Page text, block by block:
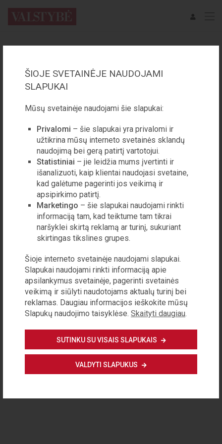
Prisijungti prie paskyros
Pamiršote slaptažodį?
Privatumo politika
Reklamos galimybės
Kontaktinė informacija
Visos teisės saugomos © 2020 VšĮ Demokratijos plėtros fondas
ISSN 1822-6574
ŠIOJE SVETAINĖJE NAUDOJAMI
SLAPUKAI
Mūsų svetainėje naudojami šie slapukai:
Privalomi – šie slapukai yra privalomi ir
užtikrina mūsų interneto svetainės sklandų
naudojimą bei gerą patirtį vartotojui.
Statistiniai – jie leidžia mums įvertinti ir
išanalizuoti, kaip klientai naudojasi svetaine,
kad galėtume pagerinti jos veikimą ir
apsipirkimo patirtį.
Marketingo – šie slapukai naudojami rinkti
informaciją tam, kad teiktume tam tikrai
naršyklei skirtą reklamą ar turinį, sukuriant
skirtingas tikslines grupes.
Šioje interneto svetainėje naudojami slapukai.
Slapukai naudojami rinkti informaciją apie
apsilankymus svetainėje, pagerinti svetainės
veikimą ir siūlyti naudotojams aktualų turinį bei
reklamas. Daugiau informacijos ieškokite mūsų
Slapukų naudojimo taisyklėse. Skaityti daugiau.
SUTINKU SU VISAIS SLAPUKAIS
VALDYTI SLAPUKUS